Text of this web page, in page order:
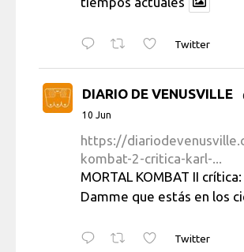
Twitter
DIARIO DE VENUSVILLE
10 Jun
https://
kombat-2-critica-karl-...
MORTAL KOMBAT II crítica:
Damme que estás en los
Twitter